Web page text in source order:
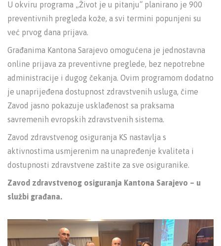
U okviru programa „Život je u pitanju“ planirano je 900
preventivnih pregleda kože, a svi termini popunjeni su
već prvog dana prijava.
Građanima Kantona Sarajevo omogućena je jednostavna
online prijava za preventivne preglede, bez nepotrebne
administracije i dugog čekanja. Ovim programom dodatno
je unaprijeđena dostupnost zdravstvenih usluga, čime
Zavod jasno pokazuje usklađenost sa praksama
savremenih evropskih zdravstvenih sistema.
Zavod zdravstvenog osiguranja KS nastavlja s
aktivnostima usmjerenim na unapređenje kvaliteta i
dostupnosti zdravstvene zaštite za sve osiguranike.
Zavod zdravstvenog osiguranja Kantona Sarajevo – u
službi građana.